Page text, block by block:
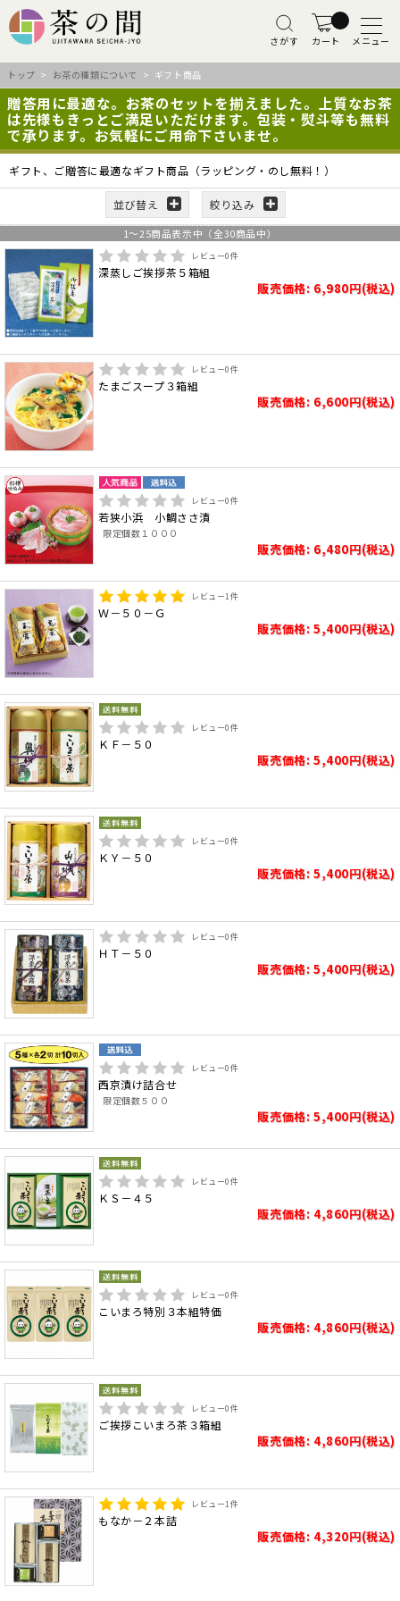
さがす カート メニュー
トップ > お茶の種類について > ギフト商品
贈答用に最適な。お茶のセットを揃えました。上質なお茶
は先様もきっとご満足いただけます。包装・熨斗等も無料
で承ります。お気軽にご用命下さいませ。
ギフト、ご贈答に最適なギフト商品（ラッピング・のし無料！）
並び替え 絞り込み
1～25商品表示中（全30商品中）
レビュー0件
深蒸しご挨拶茶５箱組
販売価格: 6,980円(税込)
レビュー0件
たまごスープ３箱組
販売価格: 6,600円(税込)
レビュー0件
若狭小浜 小鯛ささ漬
限定個数１０００
販売価格: 6,480円(税込)
レビュー1件
Ｗ－５０－Ｇ
販売価格: 5,400円(税込)
レビュー0件
ＫＦ－５０
販売価格: 5,400円(税込)
レビュー0件
ＫＹ－５０
販売価格: 5,400円(税込)
レビュー0件
ＨＴ－５０
販売価格: 5,400円(税込)
レビュー0件
西京漬け詰合せ
限定個数５００
販売価格: 5,400円(税込)
レビュー0件
ＫＳ－４５
販売価格: 4,860円(税込)
レビュー0件
こいまろ特別３本組特価
販売価格: 4,860円(税込)
レビュー0件
ご挨拶こいまろ茶３箱組
販売価格: 4,860円(税込)
レビュー1件
もなか－２本詰
販売価格: 4,320円(税込)